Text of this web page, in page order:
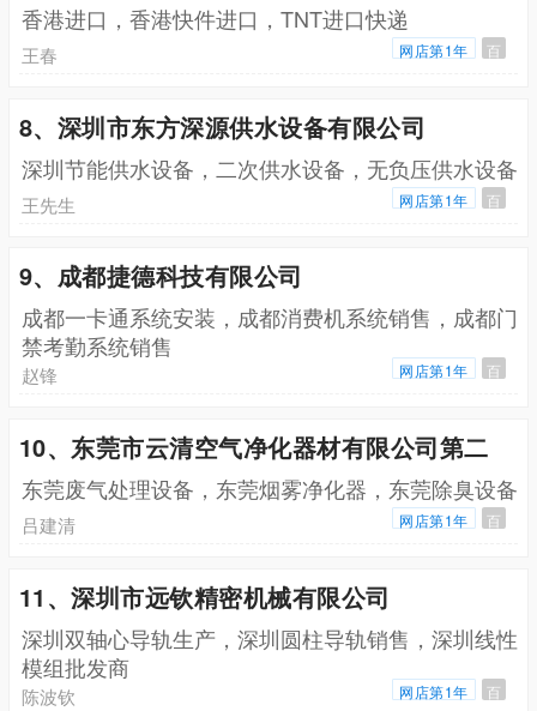
香港进口，香港快件进口，TNT进口快递
王春 网店第1年 百
8、深圳市东方深源供水设备有限公司
深圳节能供水设备，二次供水设备，无负压供水设备
王先生 网店第1年 百
9、成都捷德科技有限公司
成都一卡通系统安装，成都消费机系统销售，成都门
禁考勤系统销售
赵锋 网店第1年 百
10、东莞市云清空气净化器材有限公司第二
东莞废气处理设备，东莞烟雾净化器，东莞除臭设备
吕建清 网店第1年 百
11、深圳市远钦精密机械有限公司
深圳双轴心导轨生产，深圳圆柱导轨销售，深圳线性
模组批发商
陈波钦 网店第1年 百